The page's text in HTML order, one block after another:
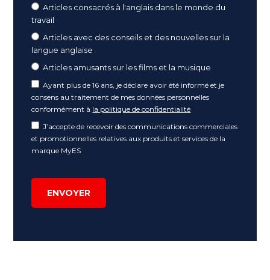
Articles consacrés à l'anglais dans le monde du
travail
Articles avec des conseils et des nouvelles sur la
langue anglaise
Articles amusants sur les films et la musique
Ayant plus de 16 ans, je déclare avoir été informé et je
consens au traitement de mes données personnelles
conformément à la politique de confidentialité
J’accepte de recevoir des communications commerciales
et promotionnelles relatives aux produits et services de la
marque MyES
ENVOYER